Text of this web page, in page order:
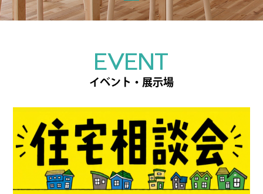
EVENT
イベント・展示場